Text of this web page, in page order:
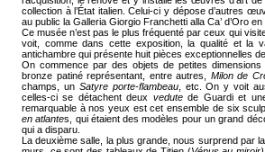
collection à l’État italien. Celui-ci y dépose d’autres
au public la Galleria Giorgio Franchetti alla Ca’ d’Oro
Ce musée n’est pas le plus fréquenté par ceux qui
voit, comme dans cette exposition, la qualité et la
antichambre qui présente huit pièces exceptionnelles
On commence par des objets de petites
bronze patiné représentant, entre autres, Milon de
champs, un Satyre porte-flambeau, etc. On y voit
celles-ci se détachent deux vedutede Guardi et
remarquable à nos yeux est cet ensemble de six
en atlantes, qui étaient des modèles pour un grand
qui a disparu.
La deuxième salle, la plus grande, nous surprend par